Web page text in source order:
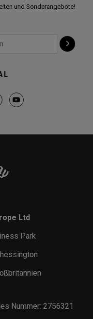
und Sonderangebote!
Ltd
Park
Nummer: 2756321